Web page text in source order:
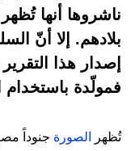
ناشروها أنها
بلادهم. إلا أنّ
إصدار هذا
فمولّدة باستخدام
تُظهر الصورة جنوداً